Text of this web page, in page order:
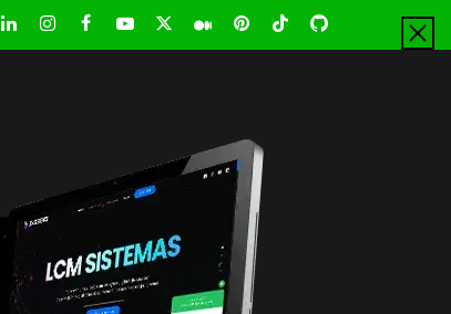
LinkedInInstagramFacebook
Youtube
X PinterestTiktokGithub